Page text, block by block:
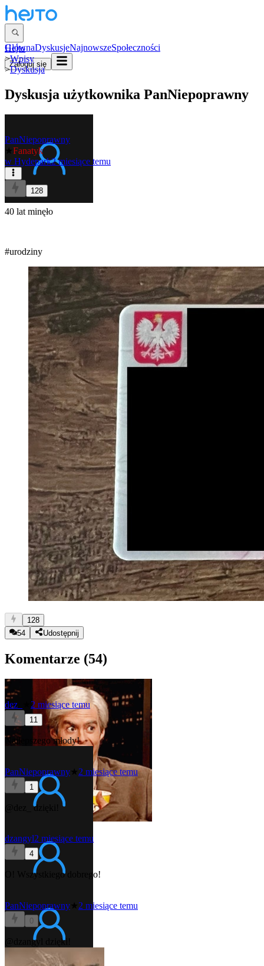
GłównaDyskusjeNajnowszeSpołeczności
Zaloguj się
Hejto
>Wpisy
>Dyskusja
Dyskusja użytkownika PanNiepoprawny
PanNiepoprawny
Fanatyk
w Hydepark2 miesiące temu
128
40 lat minęło
#urodziny
128
54
Udostępnij
Komentarze (54)
dez_ 2 miesiące temu
11
Najlepszego młody!
PanNiepoprawny 2 miesiące temu
1
dzięki!
dzangyl2 miesiące temu
4
O! Wszystkiego dobrego!
PanNiepoprawny 2 miesiące temu
0
@dzangyl dzięki!